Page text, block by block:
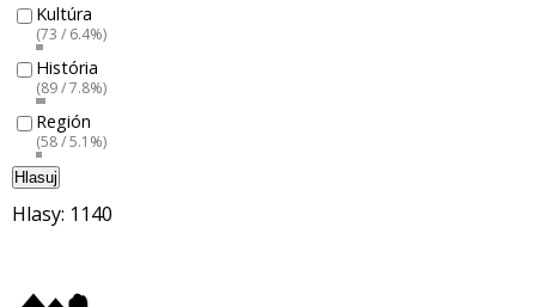
Kultúra
(73 / 6.4%)
História
(89 / 7.8%)
Región
(58 / 5.1%)
Hlasuj
Hlasy: 1140